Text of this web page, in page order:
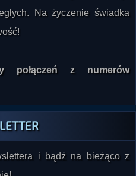
Na życzenie świadka
połączeń z numerów
i bądź na bieżąco z